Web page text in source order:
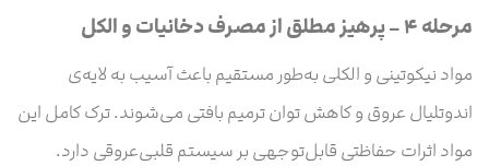
مرحله ۴ – پرهیز مطلق از مصرف دخانیات و الکل
مواد نیکوتینی و الکلی به‌طور مستقیم باعث آسیب به لایه‌ی
اندوتلیال عروق و کاهش توان ترمیم بافتی می‌شوند. ترک کامل این
مواد اثرات حفاظتی قابل‌توجهی بر سیستم قلبی‌عروقی دارد.